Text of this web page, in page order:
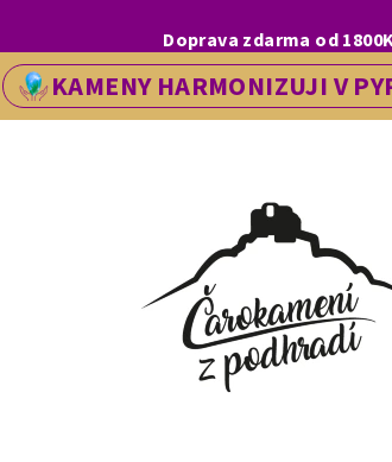
LETOS SE NA VÁS V NAŠÍ PRODEJNĚ V
Doprava zdarma od
KAMENY HARMONIZUJI V